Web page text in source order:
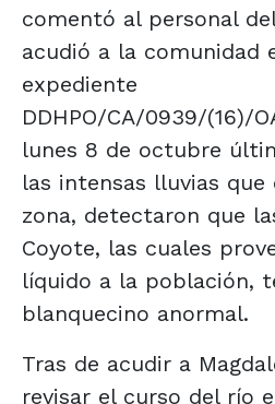
comentó al personal
acudió a la comunidad
expediente
DDHPO/CA/0939/(16)/
lunes 8 de octubre
las intensas lluvias que
zona, detectaron que
Coyote, las cuales
líquido a la población,
blanquecino anormal.
Tras de acudir a
revisar el curso del río